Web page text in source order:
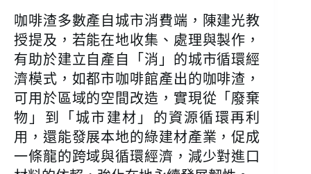
咖啡渣多數產自城市消費端，陳建光教
授提及，若能在地收集、處理與製作，
有助於建立自產自「消」的城市循環經
濟模式，如都市咖啡館產出的咖啡渣，
可用於區域的空間改造，實現從「廢棄
物」到「城市建材」的資源循環再利
用，還能發展本地的綠建材產業，促成
一條龍的跨域與循環經濟，減少對進口